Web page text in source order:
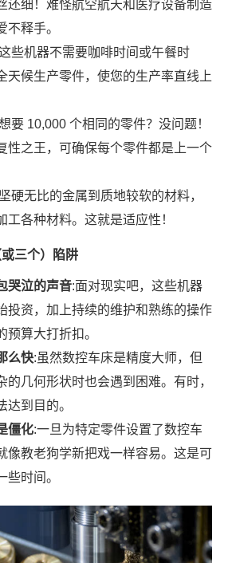
还细！难怪航空航天和医疗设备制造
不释手。
些机器不需要咖啡时间或午餐时
天候生产零件，使您的生产率直线上
要 10,000 个相同的零件？没问题！
性之王，可确保每个零件都是上一个
硬无比的金属到质地较软的材料，
工各种材料。这就是适应性！
三个）陷阱
哭泣的声音:面对现实吧，这些机器
投资，加上持续的维护和熟练的操作
预算大打折扣。
么快:虽然数控车床是精度大师，但
的几何形状时也会遇到困难。有时，
达到目的。
僵化:一旦为特定零件设置了数控车
像教老狗学新把戏一样容易。这是可
些时间。